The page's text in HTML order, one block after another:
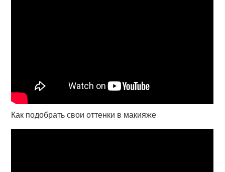
Как подобрать свои оттенки в макияже